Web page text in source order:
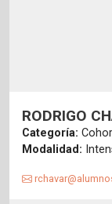
RODRIGO
Categoría:
Modalidad: